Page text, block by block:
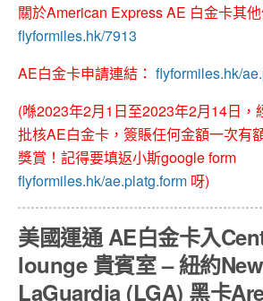
關於American Express AE 白金卡其他
flyformiles.hk/7913
AE白金卡申請連結： flyformiles.hk/
(喺2023年2月1 日至2023年2月14日，
批核AE白金卡，簽賬任何金額一次有
獎賞！記得要填返小斯google form
flyformiles.hk/ae.platg.form 呀)
美國運通 AE白金卡入
lounge 貴賓室 – 紐約
LaGuardia (LGA) 黑卡